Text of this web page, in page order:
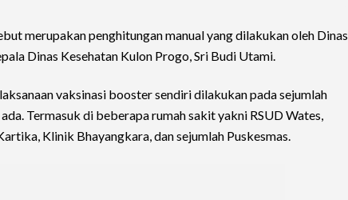
merupakan penghitungan manual yang dilakukan oleh Dinas
Dinas Kesehatan Kulon Progo, Sri Budi Utami.
vaksinasi booster sendiri dilakukan pada sejumlah
Termasuk di beberapa rumah sakit yakni RSUD Wates,
Klinik Bhayangkara, dan sejumlah Puskesmas.